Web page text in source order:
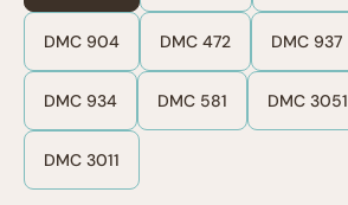
DMC 904 DMC 472 DMC 937
DMC 934 DMC 581 DMC 3051
DMC 3011